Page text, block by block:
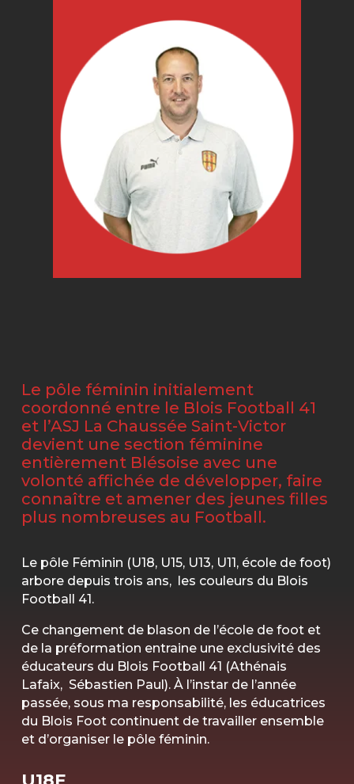
Le pôle féminin initialement
coordonné entre le Blois Football 41
et l’ASJ La Chaussée Saint-Victor
devient une section féminine
entièrement Blésoise avec une
volonté affichée de développer, faire
connaître et amener des jeunes filles
plus nombreuses au Football.
Le pôle Féminin (U18, U15, U13, U11, école de foot)
arbore depuis trois ans, les couleurs du Blois
Football 41.
Ce changement de blason de l’école de foot et
de la préformation entraine une exclusivité des
éducateurs du Blois Football 41 (Athénais
Lafaix, Sébastien Paul). À l’instar de l’année
passée, sous ma responsabilité, les éducatrices
du Blois Foot continuent de travailler ensemble
et d’organiser le pôle féminin.